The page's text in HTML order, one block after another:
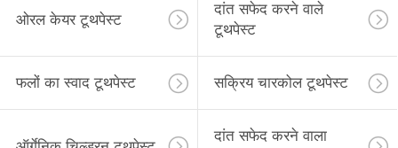
ओरल केयर टूथपेस्ट
दांत सफेद करने वाले
टूथपेस्ट
फलों का स्वाद टूथपेस्ट सक्रिय चारकोल टूथपेस्ट
दांत सफेद करने वाला